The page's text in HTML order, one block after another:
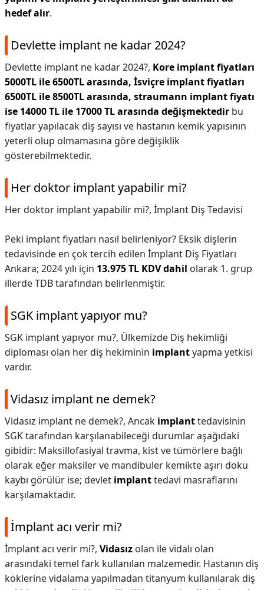
hedef alır.
Devlette implant ne kadar 2024?
Devlette implant ne kadar 2024?, Kore implant fiyatları
5000TL ile 6500TL arasında, İsviçre implant fiyatları
6500TL ile 8500TL arasında, straumann implant fiyatı
ise 14000 TL ile 17000 TL arasında değişmektedir bu
fiyatlar yapılacak diş sayısı ve hastanın kemik yapısının
yeterli olup olmamasına göre değişiklik
gösterebilmektedir.
Her doktor implant yapabilir mi?
Her doktor implant yapabilir mi?, İmplant Diş Tedavisi
Peki implant fiyatları nasıl belirleniyor? Eksik dişlerin
tedavisinde en çok tercih edilen İmplant Diş Fiyatları
Ankara; 2024 yılı için 13.975 TL KDV dahil olarak 1. grup
illerde TDB tarafından belirlenmiştir.
SGK implant yapıyor mu?
SGK implant yapıyor mu?, Ülkemizde Diş hekimliği
diploması olan her diş hekiminin implantyapma yetkisi
vardır.
Vidasız implant ne demek?
Vidasız implant ne demek?, Ancak implanttedavisinin
SGK tarafından karşılanabileceği durumlar aşağıdaki
gibidir: Maksillofasiyal travma, kist ve tümörlere bağlı
olarak eğer maksiler ve mandibuler kemikte aşırı doku
kaybı görülür ise; devlet implanttedavi masraflarını
karşılamaktadır.
İmplant acı verir mi?
İmplant acı verir mi?, Vidasız olan ile vidalı olan
arasındaki temel fark kullanılan malzemedir. Hastanın diş
köklerine vidalama yapılmadan titanyum kullanılarak diş